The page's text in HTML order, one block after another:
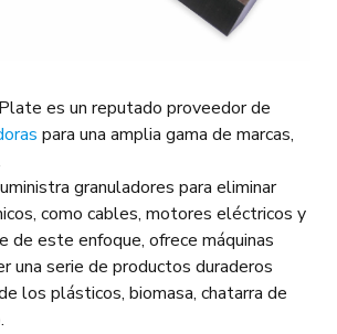
es un reputado proveedor de
para una amplia gama de marcas,
granuladores para eliminar
como cables, motores eléctricos y
de este enfoque, ofrece máquinas
una serie de productos duraderos
los plásticos, biomasa, chatarra de